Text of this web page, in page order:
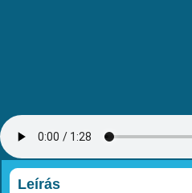
RÉSZLETEK
Leírás